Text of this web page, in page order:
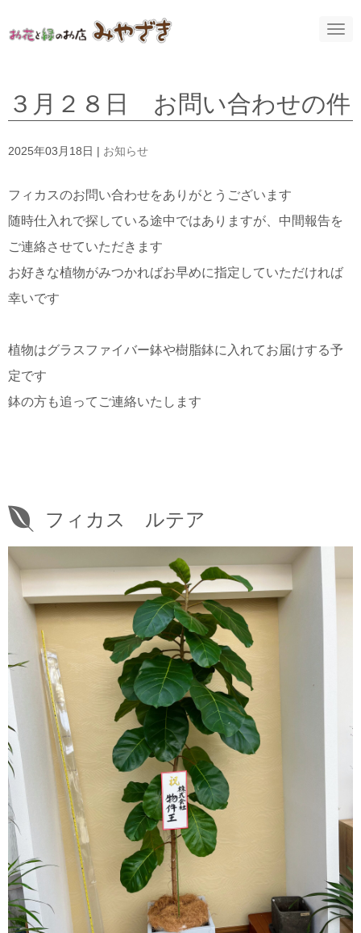
N
a
t
i
３月２８日 お問い合わせの件
2025年03月18日 お知らせ
フィカスのお問い合わせをありがとうございます
随時仕入れで探している途中ではありますが、中間報告を
ご連絡させていただきます
お好きな植物がみつかればお早めに指定していただければ
幸いです
植物はグラスファイバー鉢や樹脂鉢に入れてお届けする予
定です
鉢の方も追ってご連絡いたします
フィカス ルテア